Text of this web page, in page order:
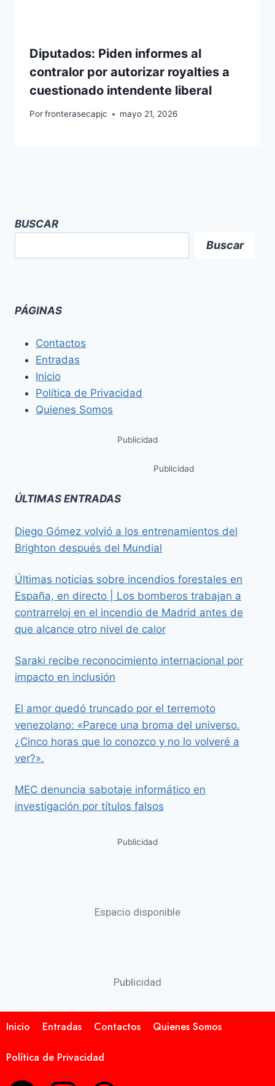
Diputados: Piden informes al
contralor por autorizar royalties a
cuestionado intendente liberal
Porfronterasecapjc mayo 21, 2026
BUSCAR
Buscar
PÁGINAS
Contactos
Entradas
Inicio
Política de Privacidad
Quienes Somos
Publicidad
Publicidad
ÚLTIMAS ENTRADAS
Diego Gómez volvió a los entrenamientos del
Brighton después del Mundial
Últimas noticias sobre incendios forestales en
España, en directo | Los bomberos trabajan a
contrarreloj en el incendio de Madrid antes de
que alcance otro nivel de calor
Saraki recibe reconocimiento internacional por
impacto en inclusión
El amor quedó truncado por el terremoto
venezolano: «Parece una broma del universo.
¿Cinco horas que lo conozco y no lo volveré a
ver?».
MEC denuncia sabotaje informático en
investigación por títulos falsos
Publicidad
Espacio disponible
Publicidad
Inicio Entradas Contactos Quienes Somos
Política de Privacidad